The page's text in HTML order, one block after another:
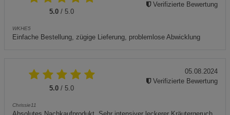
5.0 / 5.0
WKHE5
Einfache Bestellung, zügige Lieferung, problemlose Abwicklung
Verifizierte Bewertung
5.0 / 5.0
Chrissie11
05.08.2024
Verifizierte Bewertung